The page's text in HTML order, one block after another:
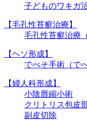
子どものワキガ
【⽑孔性苔癬治療】
⽑孔性苔癬治療
【ヘソ形成】
でべそ手術（で
【婦人科形成】
小陰唇縮小術
クリトリス包皮
副皮切除